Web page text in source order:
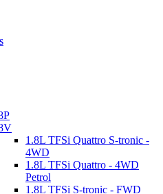
1.8L TFSi Quattro S-tronic -
4WD
1.8L TFSi Quattro - 4WD
Petrol
1.8L TFSi S-tronic - FWD